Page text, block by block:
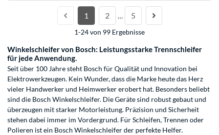
1 2 … 5
1-24 von 99 Ergebnisse
Winkelschleifer von Bosch: Leistungsstarke Trennschleifer
für jede Anwendung.
Seit über 100 Jahre steht Bosch für Qualität und Innovation bei
Elektrowerkzeugen. Kein Wunder, dass die Marke heute das Herz
vieler Handwerker und Heimwerker erobert hat. Besonders beliebt
sind die Bosch Winkelschleifer. Die Geräte sind robust gebaut und
überzeugen mit starker Motorleistung. Präzision und Sicherheit
stehen dabei immer im Vordergrund. Für Schleifen, Trennen oder
Polieren ist ein Bosch Winkelschleifer der perfekte Helfer.